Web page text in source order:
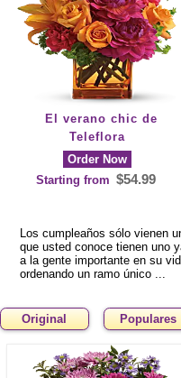
El verano chic de
Teleflora
Order Now
Starting from $54.99
Los cumpleaños sólo vienen
que usted conoce tienen uno
a la gente importante en su
ordenando un ramo único ...
Original Populares